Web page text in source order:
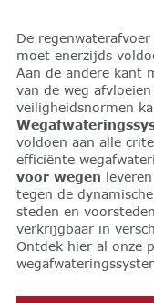
De
moet enerzijds
Aan de andere kant
van de weg
veiligheidsnormen
voldoen aan alle
efficiënte
voor wegen
tegen de
steden en
verkrijgbaar in
Ontdek hier al onze